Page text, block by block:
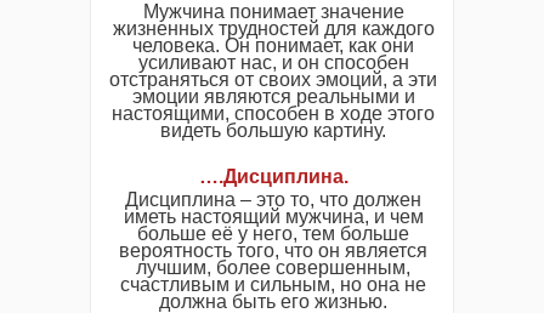
Мужчина понимает значение
жизненных трудностей для каждого
человека. Он понимает, как они
усиливают нас, и он способен
отстраняться от своих эмоций, а эти
эмоции являются реальными и
настоящими, способен в ходе этого
видеть большую картину.
….Дисциплина.
Дисциплина – это то, что должен
иметь настоящий мужчина, и чем
больше её у него, тем больше
вероятность того, что он является
лучшим, более совершенным,
счастливым и сильным, но она не
должна быть его жизнью.